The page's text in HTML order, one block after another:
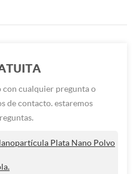
cualquier pregunta o
de contacto. estaremos
Plata Nano Polvo